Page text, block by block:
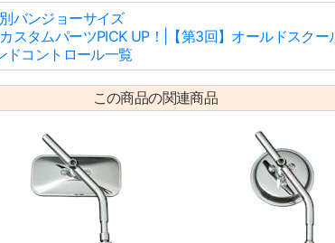
バンジョーサイズ
スタムパーツPICK UP！|【第3回】オールドスク
ドコントロール一覧
この商品の関連商品